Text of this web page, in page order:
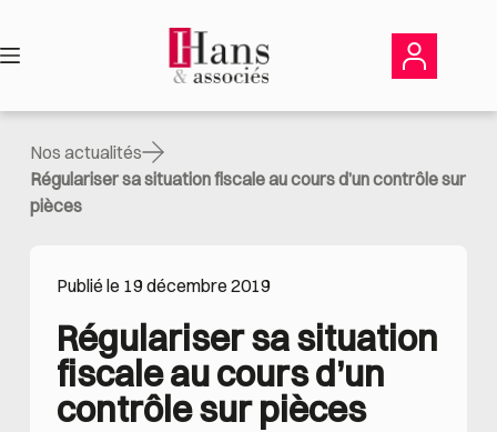
contenu
Nos actualités
Régulariser sa situation fiscale au cours d’un contrôle sur
pièces
Publié le 19 décembre 2019
Régulariser sa situation
fiscale au cours d’un
contrôle sur pièces